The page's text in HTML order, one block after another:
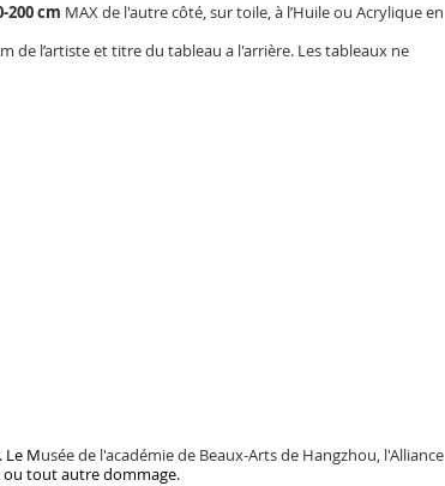
200 cm MAX de l'autre côté, sur toile, à l’Huile ou Acrylique en
de l’artiste et titre du tableau a l'arrière. Les tableaux ne
Le Musée de l'académie de Beaux-Arts de Hangzhou, l'Alliance
ou tout autre dommage.